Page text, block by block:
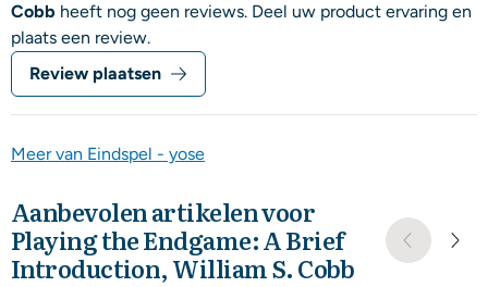
Cobb heeft nog geen reviews. Deel uw product ervaring en
plaats een review.
Review plaatsen
Meer van Eindspel - yose
Aanbevolen artikelen voor
Playing the Endgame: A Brief
Introduction, William S. Cobb